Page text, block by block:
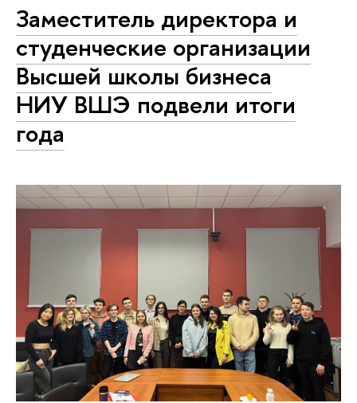
Заместитель директора и
студенческие организации
Высшей школы бизнеса
НИУ ВШЭ подвели итоги
года